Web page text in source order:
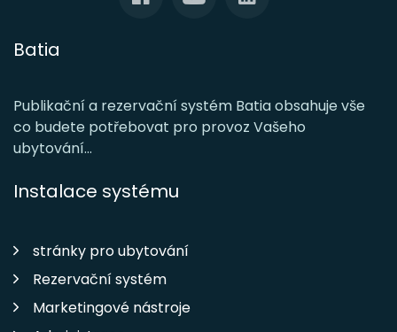
Batia
Publikační a rezervační systém Batia obsahuje vše
co budete potřebovat pro provoz Vašeho
ubytování...
Instalace systému
stránky pro ubytování
Rezervační systém
Marketingové nástroje